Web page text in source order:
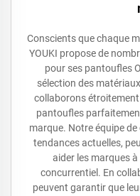
Conscients que chaque
YOUKI propose de
pour ses pantoufles
sélection des
collaborons
pantoufles
marque. Notre équipe
tendances actuelles,
aider les marques
concurrentiel. En
peuvent garantir que